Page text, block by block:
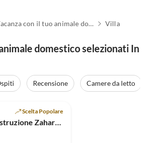
Vacanza con il tuo animale domestico Villa
domestico selezionati In
Recensione
Camere da letto
Scelta Popolare